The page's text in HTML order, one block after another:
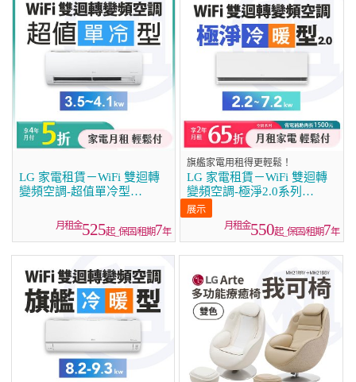
LG 家電租賃－WiFi 雙迴轉
變頻空調-超值單冷型
525起_保固/租期7年
旗艦家電用租得更輕鬆！
LG 家電租賃－WiFi 雙迴轉
變頻空調-極淨2.0系列
(2.2kw~7.2kw)
550起_保固/租期7年